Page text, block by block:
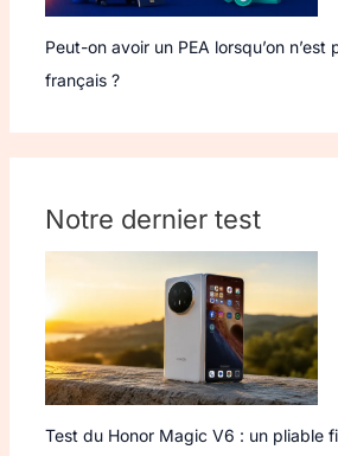
Peut-on avoir un PEA lorsqu’on
français ?
Notre dernier test
Test du Honor Magic V6 : un pliable